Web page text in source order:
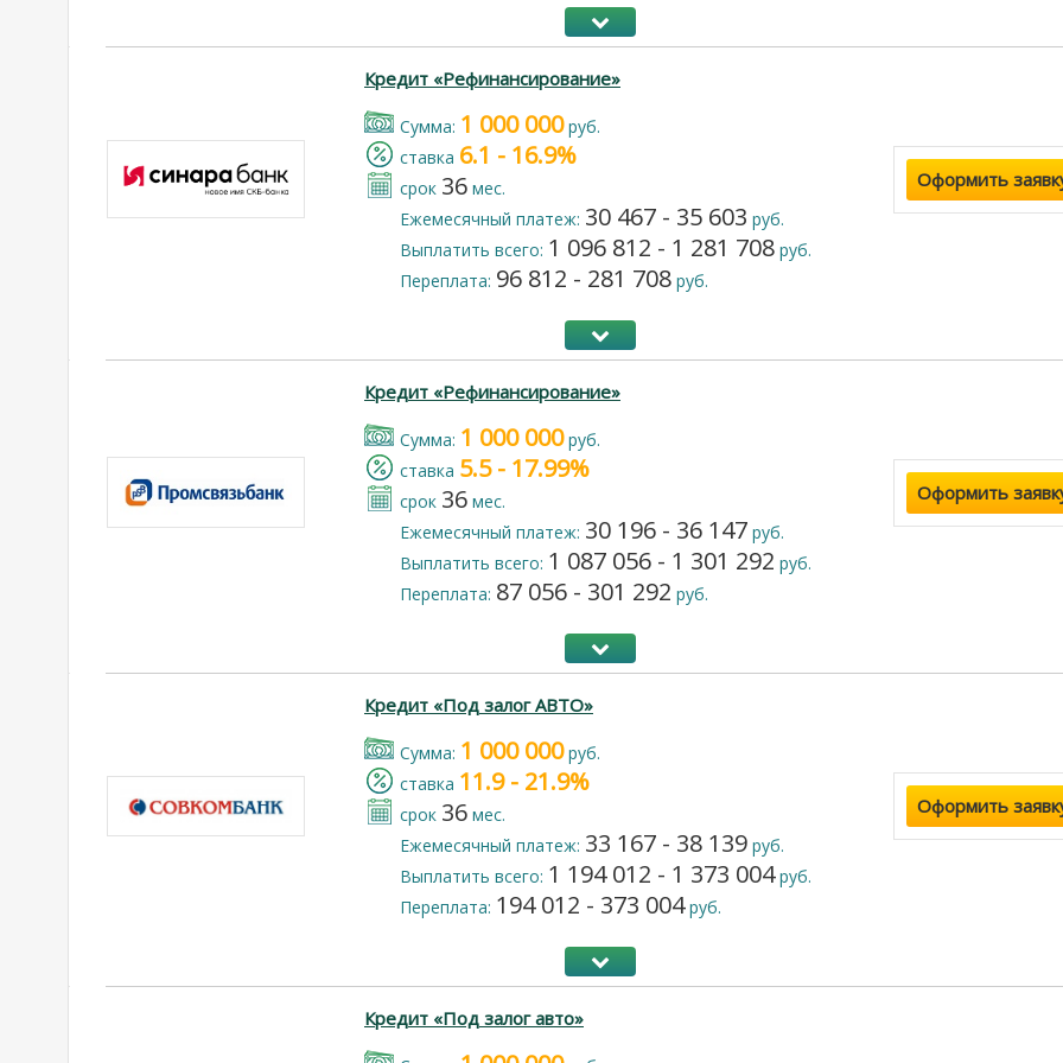
Кредит «Рефинансирование»
Cумма: 1 000 000руб.
cтавка 6.1 - 16.9%
срок 36 мес.
Ежемесячный платеж: 30 467 - 35 603 руб.
Выплатить всего: 1 096 812 - 1 281 708 руб.
Переплата: 96 812 - 281 708 руб.
Оформить
Кредит «Рефинансирование»
Cумма: 1 000 000руб.
cтавка 5.5 - 17.99%
срок 36 мес.
Ежемесячный платеж: 30 196 - 36 147 руб.
Выплатить всего: 1 087 056 - 1 301 292 руб.
Переплата: 87 056 - 301 292 руб.
Оформить
Кредит «Под залог АВТО»
Cумма: 1 000 000руб.
cтавка 11.9 - 21.9%
срок 36 мес.
Ежемесячный платеж: 33 167 - 38 139 руб.
Выплатить всего: 1 194 012 - 1 373 004руб.
Переплата: 194 012 - 373 004руб.
Оформить
Кредит «Под залог авто»